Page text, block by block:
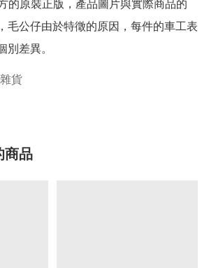
的原裝正版，產品圖片與實際商品的
毛公仔由於特徵的原因，每件的車工表
別差異。
貨
商品